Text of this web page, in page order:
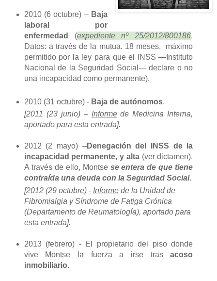
2010 (6 octubre) – Baja
laboral por
enfermedad
(expediente nº 25/2012/800186.
Datos: a través de la mutua. 18 meses, máximo
permitido por la ley para que el INSS —Instituto
Nacional de la Seguridad Social— declare o no
una incapacidad como permanente).
2010 (31 octubre) - Baja de autónomos.
[2011 (23 junio) – Informede Medicina Interna,
aportado para esta entrada].
2012 (2 mayo) –Denegación del INSS de la
incapacidad permanente, y alta(ver dictamen).
A través de ello, Montse se entera de que tiene
contraída una deuda con la Seguridad Social.
[2012 (29 octubre) - Informede la Unidad de
Fibromialgia y Síndrome de Fatiga Crónica
(Departamento de Reumatología), aportado para
esta entrada].
2013 (febrero) - El propietario del piso donde
vive Montse la fuerza a irse trasacoso
inmobiliario.